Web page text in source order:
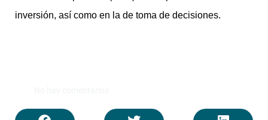
inversión, así como en la de toma de decisiones.